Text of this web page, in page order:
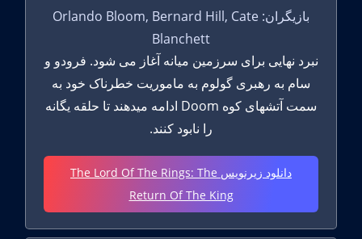
بازیگران: Orlando Bloom, Bernard Hill, Cate
Blanchett
نبرد نهایی برای سرزمین میانه آغاز می شود. فرودو و
سام به رهبری گولوم به ماموریت خطرناک خود به
سمت آتشهای کوه Doom ادامه میدهند تا حلقه یگانه
را نابود کنند.
دانلود زیرنویس The Lord Of The Rings: The
Return Of The King